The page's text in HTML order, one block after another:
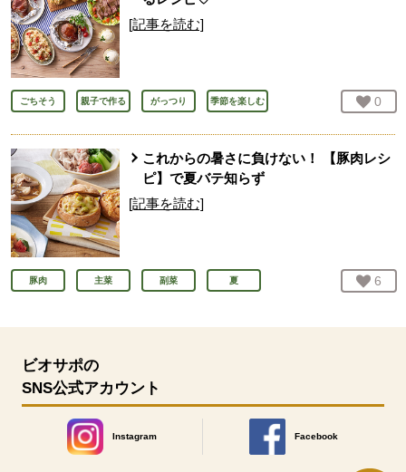
[記事を読む]
ごちそう 親子で作る がっつり 季節を楽しむ お気
0
これからの暑さに負けない！ 【豚肉レシ
ピ】で夏バテ知らず
[記事を読む]
豚肉 主菜 副菜 夏 お気
6
ビオサポの
SNS公式アカウント
Instagram
別のウィンドウで開きます。
Facebook
別のウィンドウで開きます